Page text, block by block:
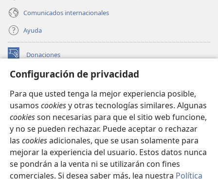
Configuración de privacidad
Para que usted tenga la mejor experiencia posible,
usamos cookiesy otras tecnologías similares. Algunas
cookiesson necesarias para que el sitio web funcione,
y no se pueden rechazar. Puede aceptar o rechazar
las cookiesadicionales, que se usan solamente para
mejorar la experiencia del usuario. Estos datos nunca
se pondrán a la venta ni se utilizarán con fines
comerciales. Si desea saber más, lea nuestra Política
Comunicados internacionales
Ayuda
Donaciones
(abre
nueva BIBLIOTECA EN LÍNEA Watchtower™
una
nueva
ventana)
JW Hub
(abre
una
nueva
ventana)
JW Library
Watchtower Library